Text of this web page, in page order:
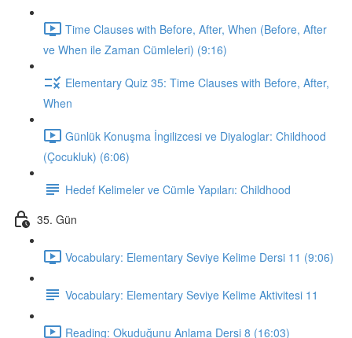
Time Clauses with Before, After, When (Before, After
ve When ile Zaman Cümleleri) (9:16)
Elementary Quiz 35: Time Clauses with Before, After,
When
Günlük Konuşma İngilizcesi ve Diyaloglar: Childhood
(Çocukluk) (6:06)
Hedef Kelimeler ve Cümle Yapıları: Childhood
35. Gün
Vocabulary: Elementary Seviye Kelime Dersi 11 (9:06)
Vocabulary: Elementary Seviye Kelime Aktivitesi 11
Reading: Okuduğunu Anlama Dersi 8 (16:03)